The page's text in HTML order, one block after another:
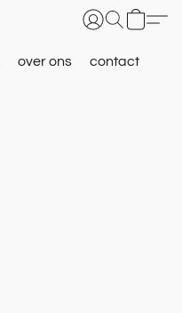
over ons contact